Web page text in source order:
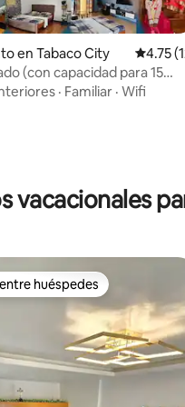
en Tabaco City
4.75
(con capacidad para 15
000 por noche solamente)
· Familiar · Wifi
vacacionales
huéspedes
huéspedes